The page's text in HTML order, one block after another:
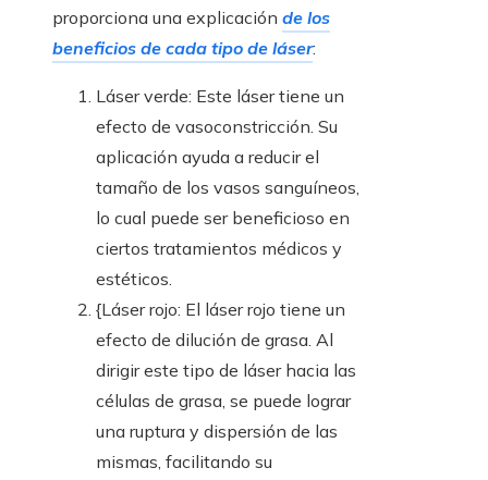
proporciona una explicación de los
beneficios de cada tipo de láser:
Láser verde: Este láser tiene un
efecto de vasoconstricción. Su
aplicación ayuda a reducir el
tamaño de los vasos sanguíneos,
lo cual puede ser beneficioso en
ciertos tratamientos médicos y
estéticos.
{Láser rojo: El láser rojo tiene un
efecto de dilución de grasa. Al
dirigir este tipo de láser hacia las
células de grasa, se puede lograr
una ruptura y dispersión de las
mismas, facilitando su